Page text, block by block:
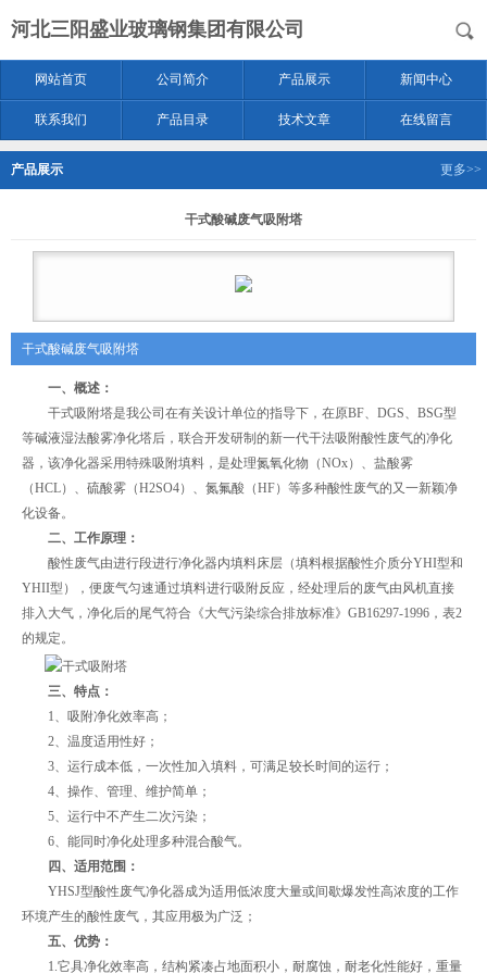
河北三阳盛业玻璃钢集团有限公司
网站首页 公司简介 产品展示 新闻中心
联系我们 产品目录 技术文章 在线留言
产品展示 更多>>
干式酸碱废气吸附塔
干式酸碱废气吸附塔
一、概述：
干式吸附塔是我公司在有关设计单位的指导下，在原BF、DGS、BSG型
等碱液湿法酸雾净化塔后，联合开发研制的新一代干法吸附酸性废气的净化
器，该净化器采用特殊吸附填料，是处理氮氧化物（NOx）、盐酸雾
（HCL）、硫酸雾（H2SO4）、氮氟酸（HF）等多种酸性废气的又一新颖净
化设备。
二、工作原理：
酸性废气由进行段进行净化器内填料床层（填料根据酸性介质分YHI型和
YHII型），便废气匀速通过填料进行吸附反应，经处理后的废气由风机直接
排入大气，净化后的尾气符合《大气污染综合排放标准》GB16297-1996，表2
的规定。
三、特点：
1、吸附净化效率高；
2、温度适用性好；
3、运行成本低，一次性加入填料，可满足较长时间的运行；
4、操作、管理、维护简单；
5、运行中不产生二次污染；
6、能同时净化处理多种混合酸气。
四、适用范围：
YHSJ型酸性废气净化器成为适用低浓度大量或间歇爆发性高浓度的工作
环境产生的酸性废气，其应用极为广泛；
五、优势：
1.它具净化效率高，结构紧凑占地面积小，耐腐蚀，耐老化性能好，重量